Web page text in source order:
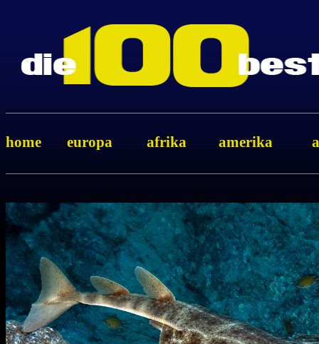
home europa afrika amerika